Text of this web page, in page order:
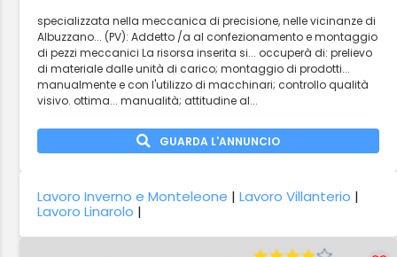
specializzata nella meccanica di precisione, nelle vicinanze di
Albuzzano... (PV): Addetto /a al confezionamento e montaggio
di pezzi meccanici La risorsa inserita si... occuperà di: prelievo
di materiale dalle unità di carico; montaggio di prodotti...
manualmente e con l'utilizzo di macchinari; controllo qualità
visivo. ottima... manualità; attitudine al...
GUARDA L'ANNUNCIO
Lavoro Inverno e Monteleone |Lavoro Villanterio |
Lavoro Linarolo |